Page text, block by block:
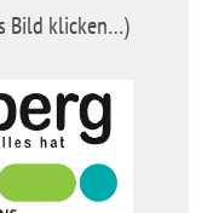
Bild klicken…)